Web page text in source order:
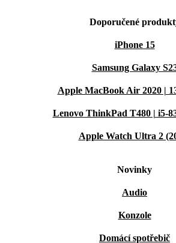
Doporučené
iPhone 15
Samsung Galaxy
Apple MacBook Air 2020 |
Lenovo ThinkPad T480 | i5-
Apple Watch Ultra 2
Novinky
Audio
Konzole
Domácí spotřebič